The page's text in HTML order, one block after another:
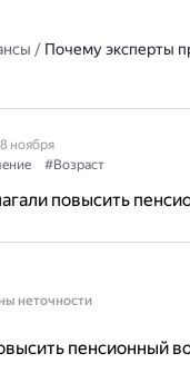
/ Почему эксперты
ноября
#Возраст
повысить
неточности
пенсионный